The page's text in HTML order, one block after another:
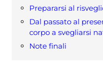
Prepararsi al
Dal passato al
corpo a svegliarsi
Note finali